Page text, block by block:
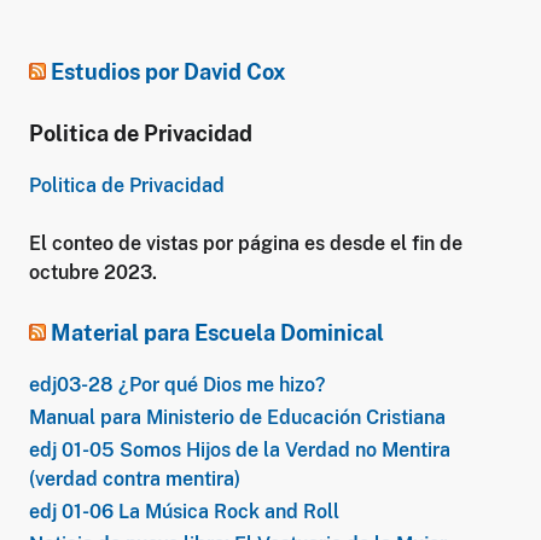
Estudios por David Cox
Politica de Privacidad
Politica de Privacidad
El conteo de vistas por página es desde el fin de
octubre 2023.
Material para Escuela Dominical
edj03-28 ¿Por qué Dios me hizo?
Manual para Ministerio de Educación Cristiana
edj 01-05 Somos Hijos de la Verdad no Mentira
(verdad contra mentira)
edj 01-06 La Música Rock and Roll